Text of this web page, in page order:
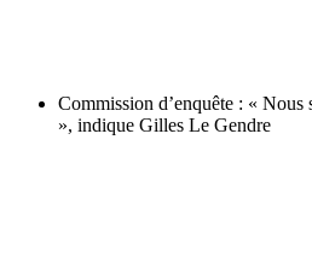
Commission d’enquête : « Nous
», indique Gilles Le Gendre